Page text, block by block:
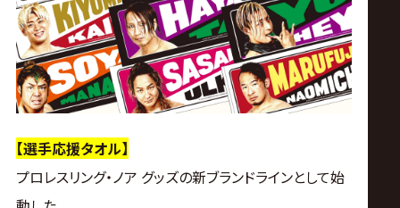
ン
グ・
ノ
ア
【選手応援タオル】
プロレスリング・ノア グッズの新ブランドラインとして始